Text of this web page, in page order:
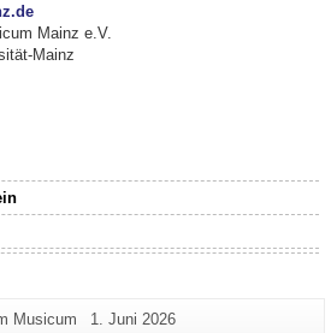
Mainz e.V.
Mainz
Zusätzliche
Musicum
Letzte
1. Juni 2026